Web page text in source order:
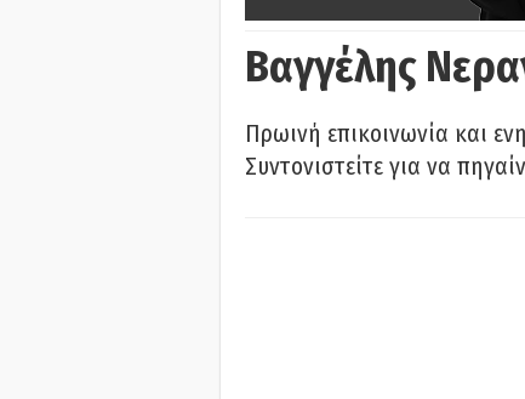
Βαγγέλης
Πρωινή επικοινωνία και
Συντονιστείτε για να